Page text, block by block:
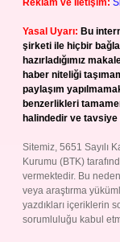
Reklam ve İletişim:
Yasal Uyarı: Bu
şirketi ile hiçbir
hazırladığımız
haber niteliği
paylaşım
benzerlikleri
halindedir ve tavsiye
Sitemiz, 5651 Sayılı
Kurumu (BTK)
vermektedir. Bu
veya araştırma
yazdıkları içeriklerin
sorumluluğu kabul